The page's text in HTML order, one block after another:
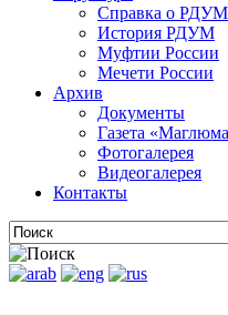
Справка о РДУМ
История РДУМ
Муфтии России
Мечети России
Архив
Документы
Газета
Фотогалерея
Видеогалерея
Контакты